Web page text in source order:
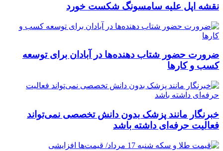
نقشه اپل علیه سامسونگ شکست خورد
ضرورت حضور شتاب ‌دهنده‌ها در آبادان برای توسعه
کسب‌ و کارها
خبرنگار مانند پزشک بدون دانش تخصصی نمی‌تواند
فعالیت حرفه‌ای داشته باشد